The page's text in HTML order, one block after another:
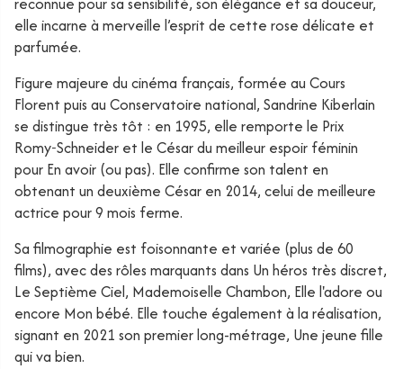
elle incarne à merveille l’esprit de cette rose délicate et
parfumée.
Figure majeure du cinéma français, formée au Cours
Florent puis au Conservatoire national, Sandrine Kiberlain
se distingue très tôt : en 1995, elle remporte le Prix
Romy‑Schneider et le César du meilleur espoir féminin
pour En avoir (ou pas). Elle confirme son talent en
obtenant un deuxième César en 2014, celui de meilleure
actrice pour9 mois ferme.
Sa filmographie est foisonnante et variée (plus de 60
films), avec des rôles marquants dans Un héros très discret,
Le Septième Ciel, Mademoiselle Chambon, Elle l'adore ou
encore Mon bébé. Elle touche également à la réalisation,
signant en 2021 son premier long-métrage, Une jeune fille
qui va bien.